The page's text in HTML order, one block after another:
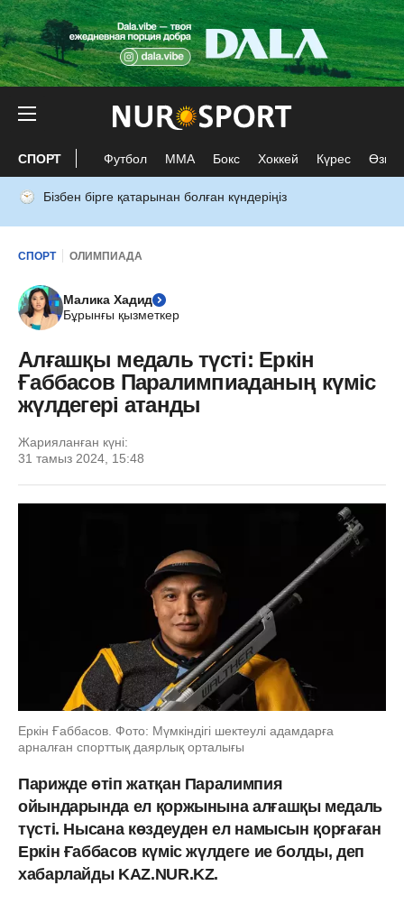
СПОРТ Футбол ММА Бокс Хоккей Күрес Өзге
Бізбен бірге қатарынан болған күндеріңіз
СПОРТ ОЛИМПИАДА
Малика Хадид
Бұрынғы қызметкер
Алғашқы медаль түсті: Еркін
Ғаббасов Паралимпиаданың күміс
жүлдегері атанды
Жарияланған күні:
31 тамыз 2024, 15:48
Еркін Ғаббасов. Фото: Мүмкіндігі шектеулі адамдарға
арналған спорттық даярлық орталығы
Парижде өтіп жатқан Паралимпия
ойындарында ел қоржынына алғашқы медаль
түсті. Нысана көздеуден ел намысын қорғаған
Еркін Ғаббасов күміс жүлдеге ие болды, деп
хабарлайды KAZ.NUR.KZ.